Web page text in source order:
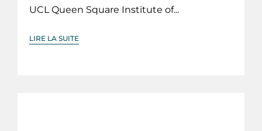
UCL Queen Square Institute of...
LIRE LA SUITE